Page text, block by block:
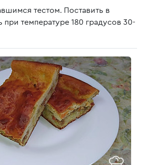
тестом. Поставить в
при температуре 180 градусов 30-